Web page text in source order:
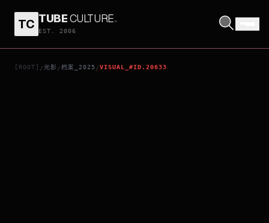
TC TUBECULTURE.
EST. 2006
[ROOT] /光影 /档案_2025 /VISUAL_#ID.20633
MUSHI